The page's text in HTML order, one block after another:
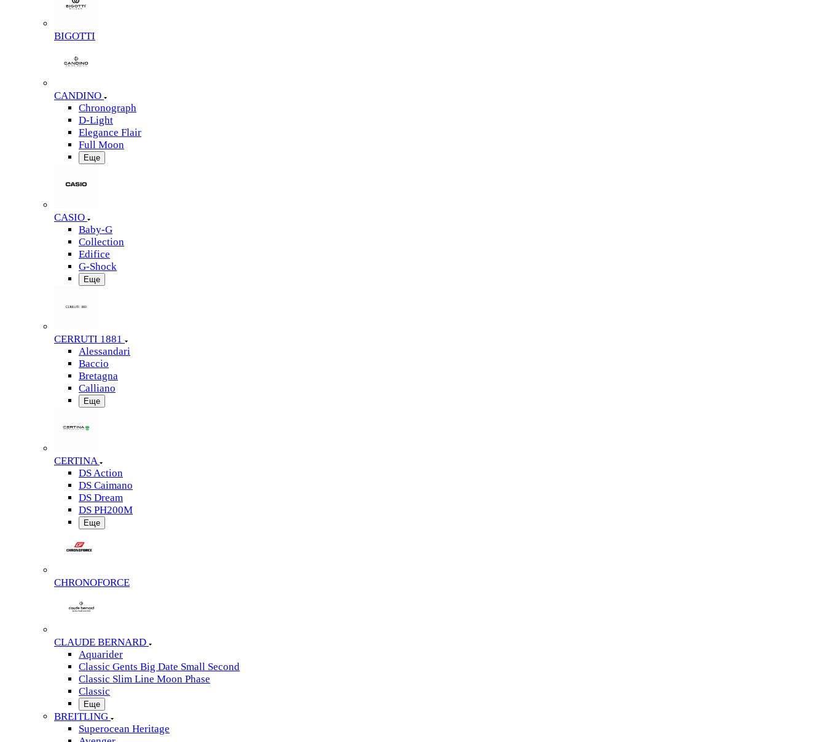
BIGOTTI
CANDINO
Chronograph
D-Light
Elegance Flair
Full Moon
Еще
CASIO
Baby-G
Collection
Edifice
G-Shock
Еще
CERRUTI 1881
Alessandari
Baccio
Bretagna
Calliano
Еще
CERTINA
DS Action
DS Caimano
DS Dream
DS PH200M
Еще
CHRONOFORCE
CLAUDE BERNARD
Aquarider
Classic Gents Big Date Small Second
Classic Slim Line Moon Phase
Classic
Еще
BREITLING
Superocean Heritage